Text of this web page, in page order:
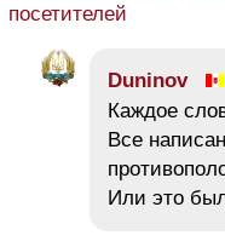
посетителей
Duninov
Каждое
Все
Или это